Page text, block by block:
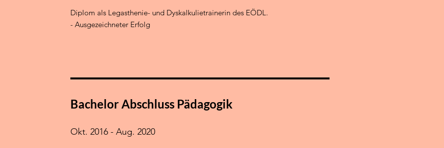
Diplom als Legasthenie- und Dyskalkulietrainerin des EÖDL.
- Ausgezeichneter Erfolg
Bachelor Abschluss Pädagogik
Okt. 2016 - Aug. 2020